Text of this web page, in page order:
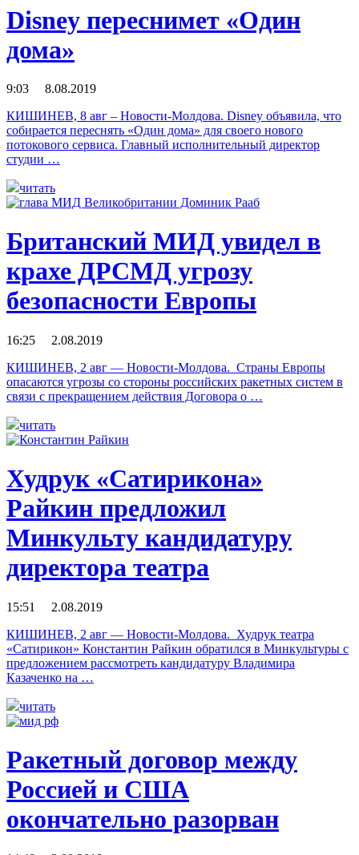
Disney переснимет «Один
дома»
9:03 8.08.2019
КИШИНЕВ, 8 авг – Новости-Молдова. Disney объявила, что
собирается переснять «Один дома» для своего нового
потокового сервиса. Главный исполнительный директор
студии …
читать
Британский МИД увидел в
крахе ДРСМД угрозу
безопасности Европы
16:25 2.08.2019
КИШИНЕВ, 2 авг — Новости-Молдова. Страны Европы
опасаются угрозы со стороны российских ракетных систем в
связи с прекращением действия Договора о …
читать
Худрук «Сатирикона»
Райкин предложил
Минкульту кандидатуру
директора театра
15:51 2.08.2019
КИШИНЕВ, 2 авг — Новости-Молдова. Худрук театра
«Сатирикон» Константин Райкин обратился в Минкультуры с
предложением рассмотреть кандидатуру Владимира
Казаченко на …
читать
Ракетный договор между
Россией и США
окончательно разорван